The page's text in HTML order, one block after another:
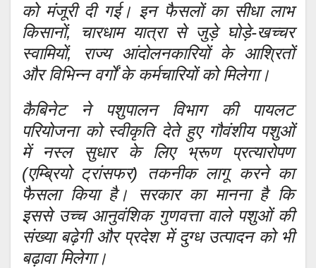
को मंजूरी दी गई। इन फैसलों का सीधा लाभ
किसानों, चारधाम यात्रा से जुड़े घोड़े-खच्चर
स्वामियों, राज्य आंदोलनकारियों के आश्रितों
और विभिन्न वर्गों के कर्मचारियों को मिलेगा।
कैबिनेट ने पशुपालन विभाग की पायलट
परियोजना को स्वीकृति देते हुए गौवंशीय पशुओं
में नस्ल सुधार के लिए भ्रूण प्रत्यारोपण
(एम्ब्रियो ट्रांसफर) तकनीक लागू करने का
फैसला किया है। सरकार का मानना है कि
इससे उच्च आनुवंशिक गुणवत्ता वाले पशुओं की
संख्या बढ़ेगी और प्रदेश में दुग्ध उत्पादन को भी
बढ़ावा मिलेगा।